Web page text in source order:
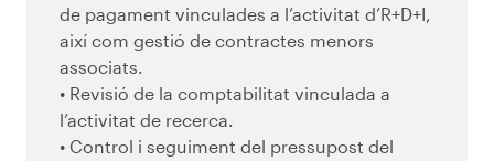
de pagament vinculades a l’activitat d’R+D+I,
així com gestió de contractes menors
associats.
• Revisió de la comptabilitat vinculada a
l’activitat de recerca.
• Control i seguiment del pressupost del